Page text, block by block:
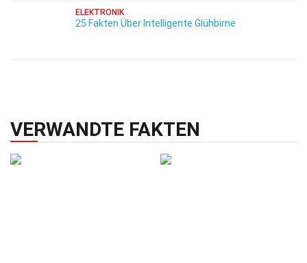
ELEKTRONIK
25 Fakten Über Intelligente Glühbirne
VERWANDTE FAKTEN